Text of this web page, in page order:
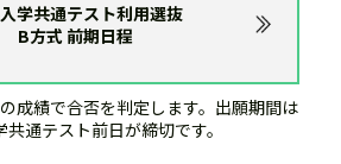
学共通テスト利用選抜
B方式 前期日程
成績で合否を判定します。出願期間は
通テスト前日が締切です。